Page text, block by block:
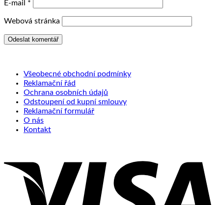
E-mail *
Webová stránka
Všeobecné obchodní podmínky
Reklamační řád
Ochrana osobních údajů
Odstoupení od kupní smlouvy
Reklamační formulář
O nás
Kontakt